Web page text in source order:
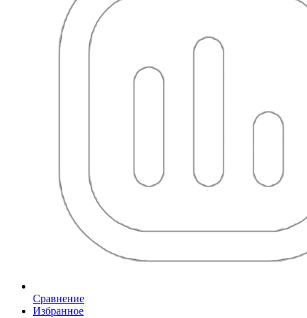
Сравнение
Избранное